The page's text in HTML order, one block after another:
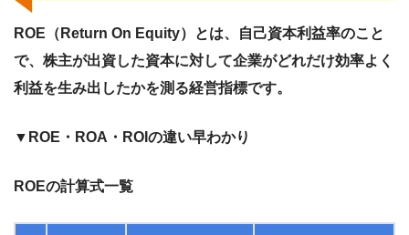
ROE（Return On Equity）とは、自己資本利益率のこと
で、株主が出資した資本に対して企業がどれだけ効率よく
利益を生み出したかを測る経営指標です。
▼ROE・ROA・ROIの違い早わかり
ROEの計算式一覧